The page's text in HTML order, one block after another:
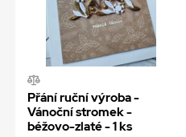
Přání ruční výroba -
Vánoční stromek -
béžovo-zlaté - 1 ks